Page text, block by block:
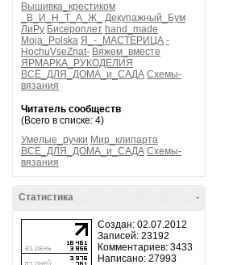
Вышивка_крестиком
_В_И_Н_Т_А_Ж_
Декупажный_Бум
ЛиРу Бисероплет hand_made
Moja_Polska Я_-_МАСТЕРИЦА -
HochuVseZnat- Вяжем_вместе
ЯРМАРКА_РУКОДЕЛИЯ
ВСЁ_ДЛЯ_ДОМА_и_САДА Схемы-
вязания
Читатель сообществ
(Всего в списке: 4)
Умелые_ручки Мир_клипарта
ВСЁ_ДЛЯ_ДОМА_и_САДА Схемы-
вязания
-
Статистика
Создан: 02.07.2012
Записей: 23192
Комментариев: 3433
Написано: 27993